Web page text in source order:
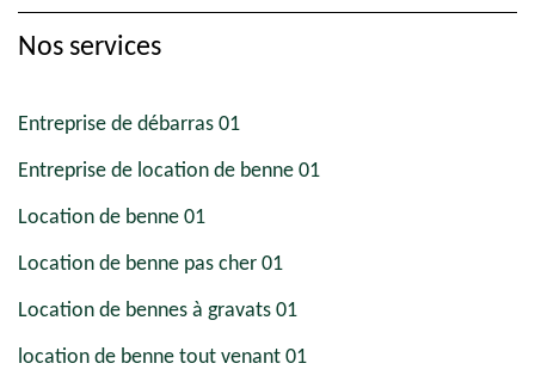
Nos services
Entreprise de débarras 01
Entreprise de location de benne 01
Location de benne 01
Location de benne pas cher 01
Location de bennes à gravats 01
location de benne tout venant 01